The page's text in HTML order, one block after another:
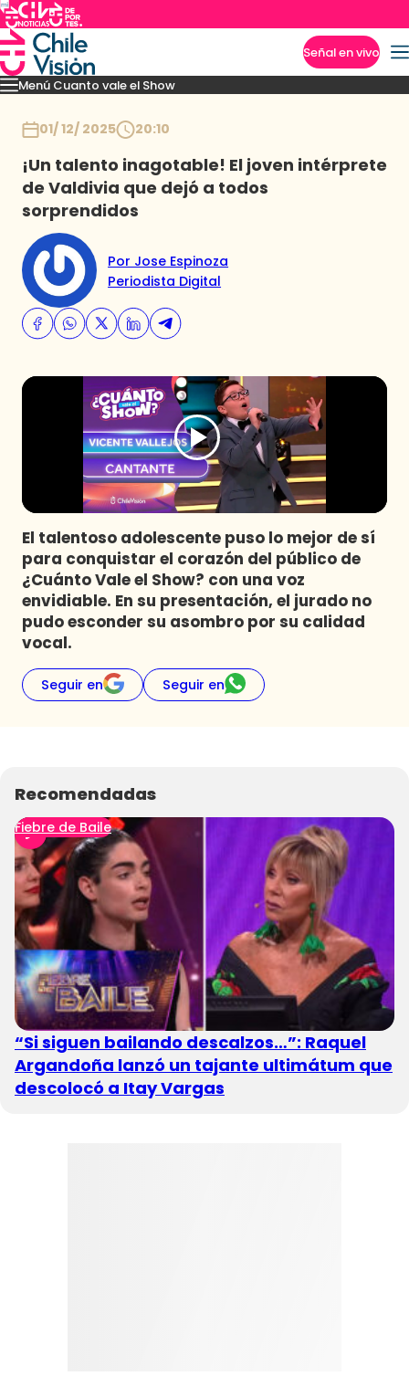
Señal en vivo
Menú Cuanto vale el Show
Momentos Presentaciones Capítulos Casting Noticias
01/ 12/ 2025 20:10
¡Un talento inagotable! El joven intérprete
de Valdivia que dejó a todos
sorprendidos
Por Jose Espinoza
Periodista Digital
El talentoso adolescente puso lo mejor de sí
para conquistar el corazón del público de
¿Cuánto Vale el Show? con una voz
envidiable. En su presentación, el jurado no
pudo esconder su asombro por su calidad
vocal.
Seguir en Seguir en
Recomendadas
Fiebre de Baile
“Si siguen bailando descalzos…”: Raquel
Argandoña lanzó un tajante ultimátum que
descolocó a Itay Vargas
Imperdibles
Programas
Club De La Comedia
Contigo en Directo
Plan Perfecto
El Tiempo
Sabingo
Todos Los Programas